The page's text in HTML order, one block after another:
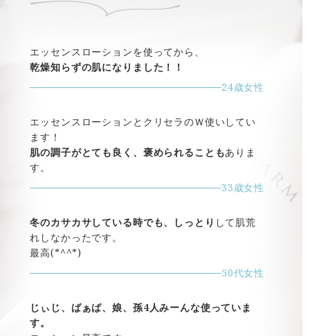
エッセンスローションを使ってから、
乾燥知らずの肌になりました！！
24歳女性
エッセンスローションとクリセラのＷ使いしてい
ます！
肌の調子がとても良く、褒められることもありま
す。
33歳女性
冬のカサカサしている時でも、しっとり して肌荒
れしなかったです。
最高(*^^*)
50代女性
じぃじ、ばぁば、娘、孫4人みーんな使っていま
す。